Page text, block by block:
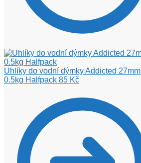
Uhlíky do vodní dýmky Addicted 27mm
0.5kg Halfpack 85 Kč